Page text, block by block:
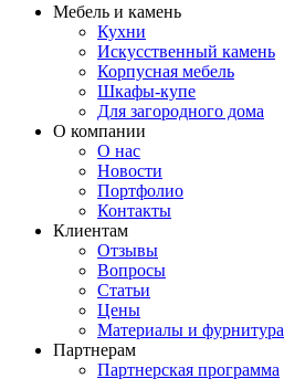
Мебель и камень
Кухни
Искусственный камень
Корпусная мебель
Шкафы-купе
Для загородного дома
О компании
О нас
Новости
Портфолио
Контакты
Клиентам
Отзывы
Вопросы
Статьи
Цены
Материалы и фурнитура
Партнерам
Партнерская программа